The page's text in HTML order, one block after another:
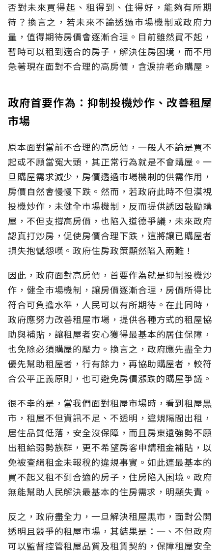
否對未來買得起、租得到、住得好，能夠有所期
待？換言之，若未來不論透過市場機制或政府力
量，值得期待房價會逐漸合理。目前雖然買不起，
暫時可以租到適合的房子，解決住房困境，而不用
急著現在面對不合理的高房價，含淚拚老命購屋。
政府首要作為：抑制投機炒作、改善租屋
市場
原本面對當前不合理的高房價，一般人不論是買不
起或不願當冤大頭，其正常行為就是不會購屋。一
旦購屋需求減少，房價透過市場機制的供需作用，
房價自然會慢慢下跌。然而，若政府此時不但漠視
投機炒作，未健全巿場機制，反而提供誘因鼓勵購
屋，不但支撐高房價，也陷入道德爭議，未來政府
認真打炒房，促使房價合理下跌，這將讓已購屋者
損失抱憾怨嘆。政府住房政策顯然陷入兩難！
因此，政府面對高房價，首要作為就是抑制投機炒
作，健全巿場機制，讓房價逐漸合理，房價所得比
符合可負擔水準，人民可以有所期待。在此同時，
政府應努力改善租屋市場，提供各種方式的租屋協
助與補貼，讓租屋者安心獲得最基本的居住保障，
也免除必須購屋的壓力。換言之，政府應先盡全力
優先幫助租屋者，行有餘力，再協助購屋者，較符
合公平正義原則，也可避免房價漲跌的購屋爭議。
很不幸的是，當我們面對租屋市場時，看到租屋黒
市，租屋不但資訊不足、不透明，違規隔間出租，
居住品質低落，安全沒保障，而且房東還強勢不願
出租給弱勢族群，更不希望房客申請租金補貼，以
免被查緝租金未報稅的違規事實。如此連最基本的
買不起又租不到合適的房子，住房陷入困境。政府
無能幫助人民解決最基本的住房需求，明顯失責。
反之，政府盡全力，一旦解決租屋黒市，面對公開
透明且競爭的租屋市場，其結果是：一、不但政府
可以監督控管租屋品質及租賃契約，保障租屋安全